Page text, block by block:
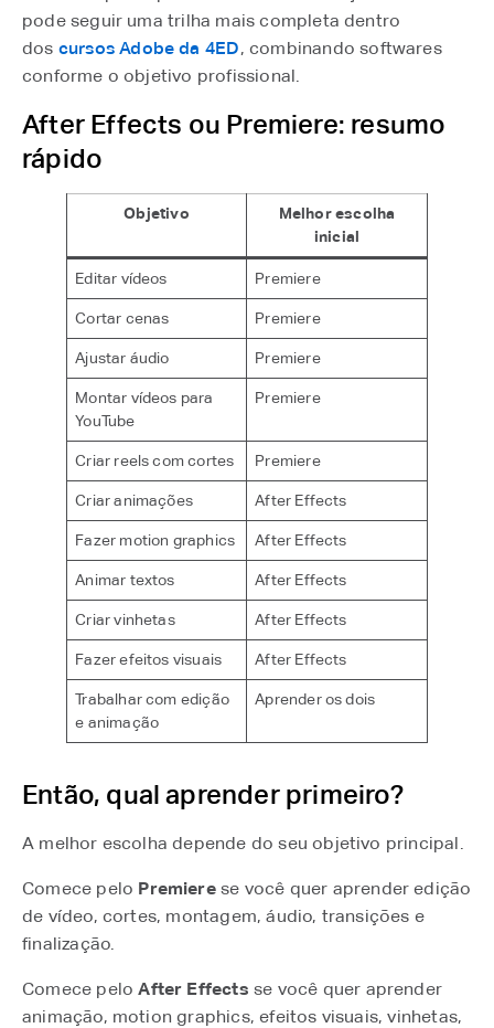
pode seguir uma trilha mais completa dentro
dos cursos Adobe da 4ED⁠, combinando softwares
conforme o objetivo profissional.
After Effects ou Premiere: resumo
rápido
Objetivo
Melhor escolha
inicial
Editar vídeos Premiere
Cortar cenas Premiere
Ajustar áudio Premiere
Montar vídeos para
YouTube
Premiere
Criar reels com cortes Premiere
Criar animações After Effects
Fazer motion graphics After Effects
Animar textos After Effects
Criar vinhetas After Effects
Fazer efeitos visuais After Effects
Trabalhar com edição
e animação
Aprender os dois
Então, qual aprender primeiro?
A melhor escolha depende do seu objetivo principal.
Comece pelo Premierese você quer aprender edição
de vídeo, cortes, montagem, áudio, transições e
finalização.
Comece peloAfter Effects se você quer aprender
animação, motion graphics, efeitos visuais, vinhetas,